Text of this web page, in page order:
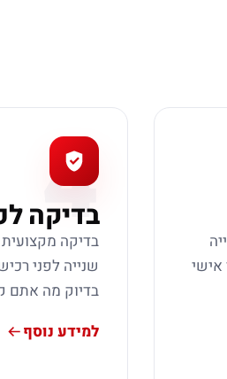
אישי
4
בדיקה
בדיקה מקצועית
שנייה לפני
בדיוק מה אתם
למידע נוסף